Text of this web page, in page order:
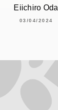
Eiichiro Oda
03/04/2024